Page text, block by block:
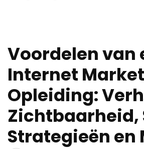
Voordelen van
Internet
Opleiding:
Zichtbaarheid,
Strategieën en